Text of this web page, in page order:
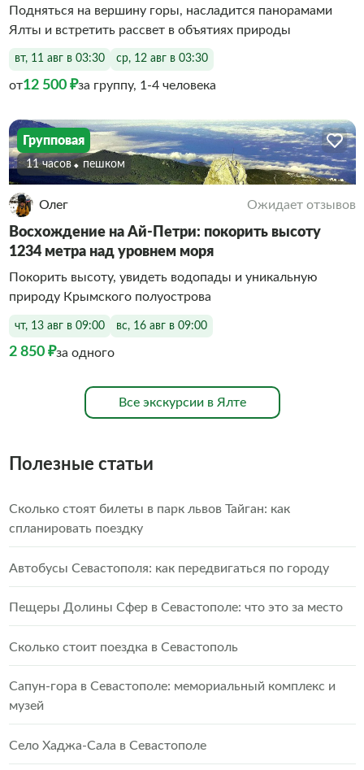
Подняться на вершину горы, насладится панорамами
Ялты и встретить рассвет в объятиях природы
вт, 11 авг в 03:30 ср, 12 авг в 03:30
от12 500 ₽за группу, 1-4 человека
Групповая
11 часов Пешком
Олег Ожидает отзывов
Восхождение на Ай-Петри: покорить высоту
1234 метра над уровнем моря
Покорить высоту, увидеть водопады и уникальную
природу Крымского полуострова
чт, 13 авг в 09:00 вс, 16 авг в 09:00
2 850 ₽за одного
Все экскурсии в Ялте
Полезные статьи
Сколько стоят билеты в парк львов Тайган: как
спланировать поездку
Автобусы Севастополя: как передвигаться по городу
Пещеры Долины Сфер в Севастополе: что это за место
Сколько стоит поездка в Севастополь
Сапун-гора в Севастополе: мемориальный комплекс и
музей
Село Хаджа-Сала в Севастополе